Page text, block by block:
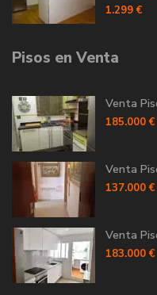
1.299 €
Pisos en Venta
Venta
185.000 €
Venta
137.000 €
Venta
183.000 €